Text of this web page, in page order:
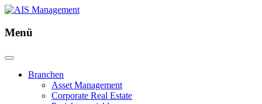
Menü
Branchen
Asset Management
Corporate Real Estate